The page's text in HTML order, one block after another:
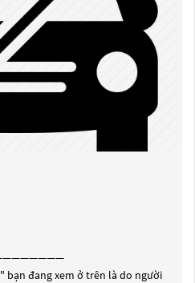
" bạn đang xem ở trên là do người